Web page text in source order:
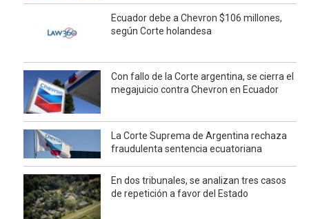
Ecuador debe a Chevron $106 millones,
según Corte holandesa
Con fallo de la Corte argentina, se cierra el
megajuicio contra Chevron en Ecuador
La Corte Suprema de Argentina rechaza
fraudulenta sentencia ecuatoriana
En dos tribunales, se analizan tres casos
de repetición a favor del Estado